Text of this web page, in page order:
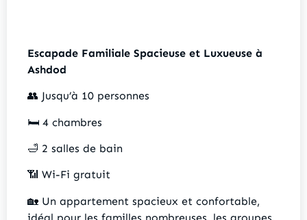
Escapade Familiale Spacieuse et Luxueuse à
Ashdod
👥 Jusqu’à 10 personnes
🛏️ 4 chambres
🛁 2 salles de bain
📶 Wi-Fi gratuit
🏡 Un appartement spacieux et confortable,